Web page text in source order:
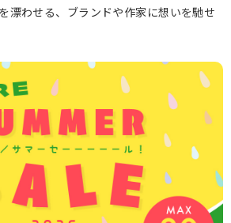
漂わせる、ブランドや作家に想いを馳せ